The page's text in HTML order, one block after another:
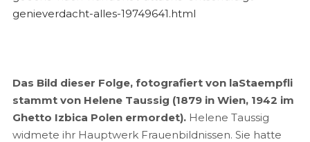
genieverdacht-alles-19749641.html
Das Bild dieser Folge, fotografiert von laStaempfli
stammt von Helene Taussig (1879 in Wien, 1942 im
Ghetto Izbica Polen ermordet).Helene Taussig
widmete ihr Hauptwerk Frauenbildnissen. Sie hatte